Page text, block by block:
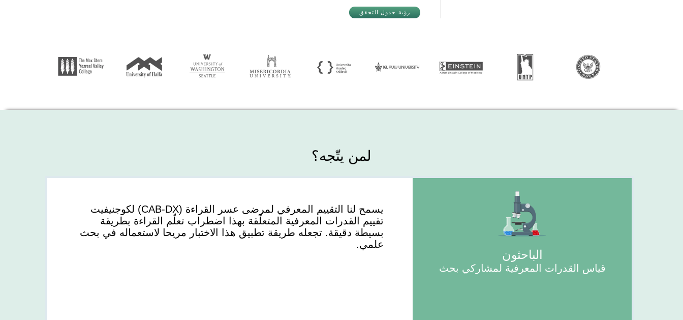
رؤية جدول التحقق
لمن يتّجه؟
الباحثون
قياس القدرات المعرفية لمشاركي بحث
يسمح لنا التقييم المعرفي لمرضى عسر القراءة (CAB-DX) لكوجنيفيت
تقييم القدرات المعرفية المتعلّقة بهذا اضطراب تعلّم القراءة بطريقة
بسيطة دقيقة. تجعله طريقة تطبيق هذا الاختبار مريحا لاستعماله في بحث
علمي.